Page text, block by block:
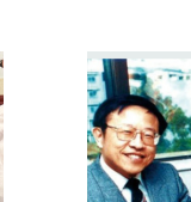
爾經濟學獎
心理念譯成
護、補貼與
受權利必須
灣掀起熱烈
與年輕學子